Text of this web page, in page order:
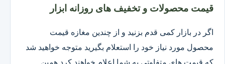
قیمت محصولات و تخفیف های روزانه ابزار
اگر در بازار کمی قدم بزنید و از چندین مغازه قیمت
محصول مورد نیاز خود را استعلام بگیرید متوجه خواهید شد
که قیمت های متفاوتی به شما اعلام خواهند کرد همین